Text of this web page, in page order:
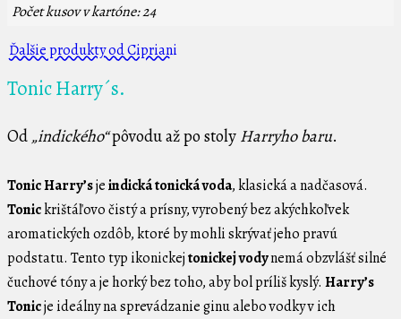
Počet kusov v kartóne: 24
Ďalšie produkty od Cipriani
Tonic Harry´s.
Od „indického“pôvodu až po stoly Harryho baru.
Tonic Harry’sjeindická tonická voda, klasická a nadčasová.
Tonickrištáľovo čistý a prísny, vyrobený bez akýchkoľvek
aromatických ozdôb, ktoré by mohli skrývať jeho pravú
podstatu. Tento typ ikonickejtonickej vodynemá obzvlášť silné
čuchové tóny a je horký bez toho, aby bol príliš kyslý. Harry’s
Tonicje ideálny na sprevádzanie ginu alebo vodky v ich